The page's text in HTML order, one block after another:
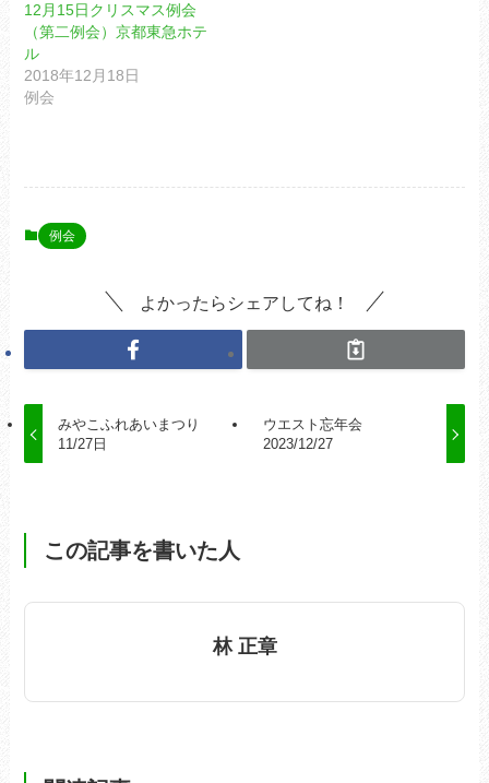
12月15日クリスマス例会
（第二例会）京都東急ホテ
ル
2018年12月18日
例会
例会
よかったらシェアしてね！
みやこふれあいまつり
11/27日
ウエスト忘年会
2023/12/27
この記事を書いた人
林 正章